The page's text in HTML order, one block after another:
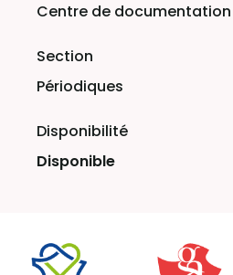
Centre de documentation
Périodiques
Disponible